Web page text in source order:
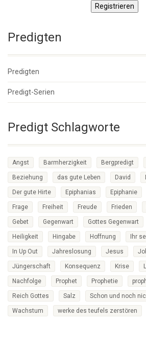
Registrieren
Predigten
Predigten
Predigt-Serien
Predigt Schlagworte
Angst Barmherzigkeit Bergpredigt
Beziehung das gute Leben David
Der gute Hirte Epiphanias Epiphanie
Frage Freiheit Freude Frieden
Gebet Gegenwart Gottes Gegenwart
Heiligkeit Hingabe Hoffnung Ihr
In Up Out Jahreslosung Jesus
Jüngerschaft Konsequenz Krise
Nachfolge Prophet Prophetie
Reich Gottes Salz Schon und noch
Wachstum werke des teufels zerstören